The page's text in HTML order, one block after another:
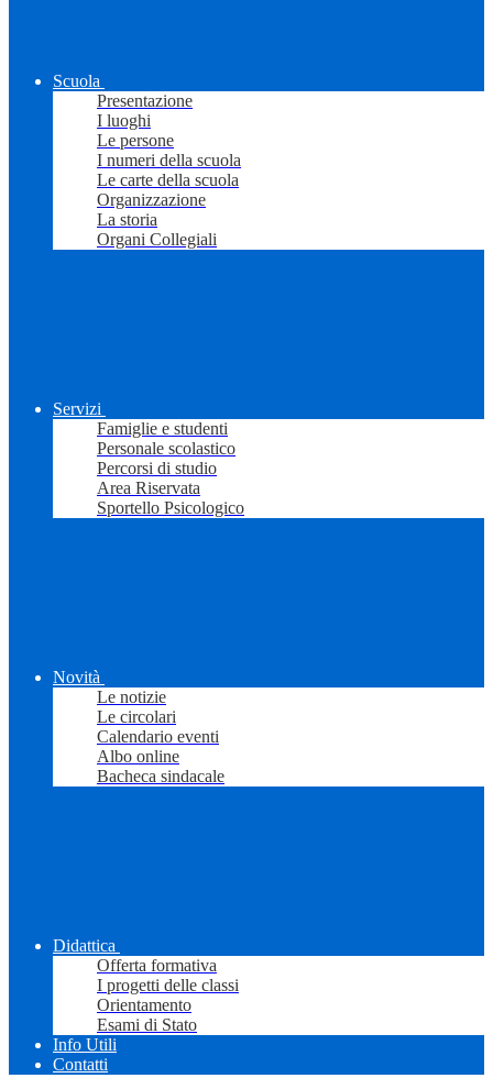
Scuola
Presentazione
I luoghi
Le persone
I numeri della scuola
Le carte della scuola
Organizzazione
La storia
Organi Collegiali
Servizi
Famiglie e studenti
Personale scolastico
Percorsi di studio
Area Riservata
Sportello Psicologico
Novità
Le notizie
Le circolari
Calendario eventi
Albo online
Bacheca sindacale
Didattica
Offerta formativa
I progetti delle classi
Orientamento
Esami di Stato
Info Utili
Contatti